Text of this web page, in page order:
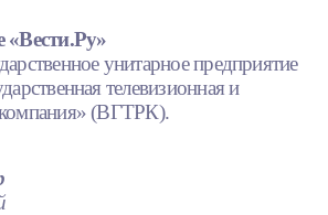
«Вести.Ру»
унитарное предприятие
телевизионная и
(ВГТРК).